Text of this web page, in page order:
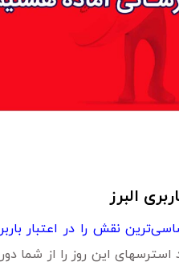
البرز
نقش را در اعتبار
این روز را از شما